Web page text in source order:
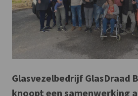
Glasvezelbedrijf GlasDraad
knoopt een samenwerking